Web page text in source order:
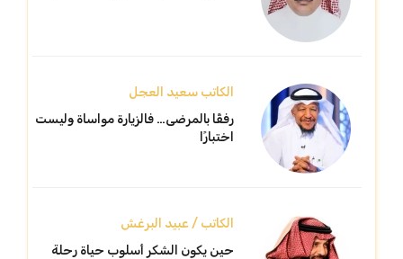
الكاتب سعيد العجل
رفقًا بالمرضى… فالزيارة مواساة وليست
اختبارًا
الكاتب / عبيد البرغش
حين يكون الشكر أسلوب حياة رحلة